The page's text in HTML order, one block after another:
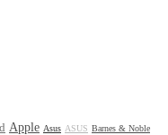
Apple Asus ASUS Barnes & Noble